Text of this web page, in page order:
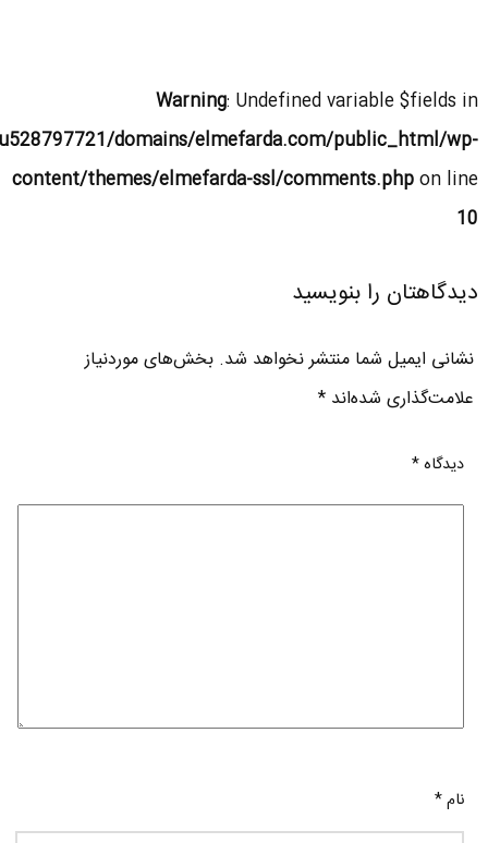
Warning: Undefined variable $fields in
domains/elmefarda.com/public_html/wp-
content/themes/elmefarda-ssl/comments.phpon line
10
دیدگاهتان را بنویسید
نشانی ایمیل شما منتشر نخواهد شد. بخش‌های موردنیاز
علامت‌گذاری شده‌اند*
دیدگاه*
نام*